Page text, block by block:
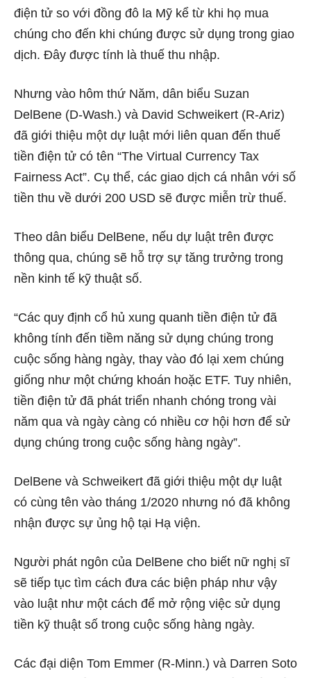
điện tử so với đồng đô la Mỹ kể từ khi họ mua
chúng cho đến khi chúng được sử dụng trong giao
dịch. Đây được tính là thuế thu nhập.
Nhưng vào hôm thứ Năm, dân biểu Suzan
DelBene (D-Wash.) và David Schweikert (R-Ariz)
đã giới thiệu một dự luật mới liên quan đến thuế
tiền điện tử có tên “The Virtual Currency Tax
Fairness Act”. Cụ thể, các giao dịch cá nhân với số
tiền thu về dưới 200 USD sẽ được miễn trừ thuế.
Theo dân biểu DelBene, nếu dự luật trên được
thông qua, chúng sẽ hỗ trợ sự tăng trưởng trong
nền kinh tế kỹ thuật số.
“Các quy định cổ hủ xung quanh tiền điện tử đã
không tính đến tiềm năng sử dụng chúng trong
cuộc sống hàng ngày, thay vào đó lại xem chúng
giống như một chứng khoán hoặc ETF. Tuy nhiên,
tiền điện tử đã phát triển nhanh chóng trong vài
năm qua và ngày càng có nhiều cơ hội hơn để sử
dụng chúng trong cuộc sống hàng ngày”.
DelBene và Schweikert đã giới thiệu một dự luật
có cùng tên vào tháng 1/2020 nhưng nó đã không
nhận được sự ủng hộ tại Hạ viện.
Người phát ngôn của DelBene cho biết nữ nghị sĩ
sẽ tiếp tục tìm cách đưa các biện pháp như vậy
vào luật như một cách để mở rộng việc sử dụng
tiền kỹ thuật số trong cuộc sống hàng ngày.
Các đại diện Tom Emmer (R-Minn.) và Darren Soto